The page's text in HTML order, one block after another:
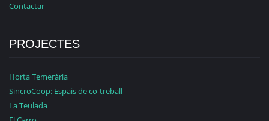
Contactar
PROJECTES
Horta Temerària
SincroCoop: Espais de co-treball
La Teulada